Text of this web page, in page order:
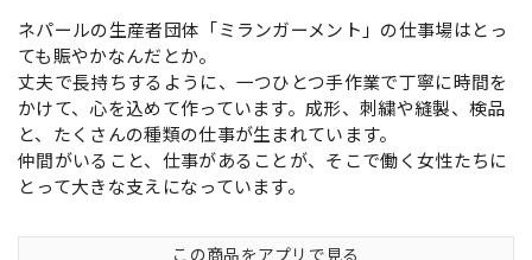
ネパールの生産者団体「ミランガーメント」の仕事場はとっ
ても賑やかなんだとか。
丈夫で長持ちするように、一つひとつ手作業で丁寧に時間を
かけて、心を込めて作っています。成形、刺繍や縫製、検品
と、たくさんの種類の仕事が生まれています。
仲間がいること、仕事があることが、そこで働く女性たちに
とって大きな支えになっています。
この商品をアプリで見る